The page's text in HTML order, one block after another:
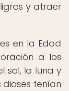
y atraer
en la Edad
a los
sol, la luna y
dioses tenían